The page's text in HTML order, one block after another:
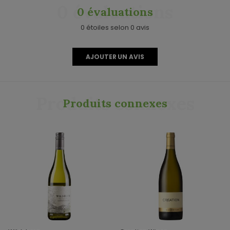
0 évaluations
0 évaluations
0 étoiles selon 0 avis
AJOUTER UN AVIS
Produits connexes
Produits connexes